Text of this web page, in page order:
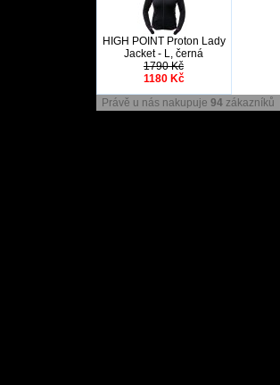
HIGH POINT Proton Lady
Jacket - L, černá
1790 Kč
1180 Kč
Právě u nás nakupuje 94zákazníků |